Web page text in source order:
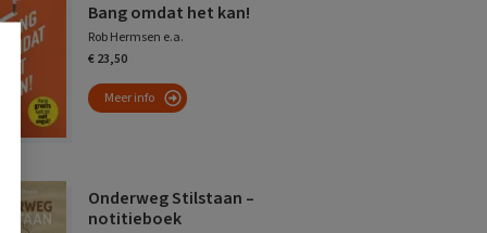
Bang omdat het kan!
Rob Hermsen e.a.
€ 23,50
Meer info
Onderweg Stilstaan –
notitieboek